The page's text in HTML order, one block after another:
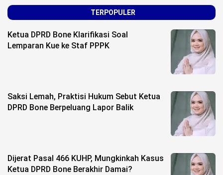
TERPOPULER
Ketua DPRD Bone Klarifikasi Soal
Lemparan Kue ke Staf PPPK
Saksi Lemah, Praktisi Hukum Sebut Ketua
DPRD Bone Berpeluang Lapor Balik
Dijerat Pasal 466 KUHP, Mungkinkah Kasus
Ketua DPRD Bone Berakhir Damai?